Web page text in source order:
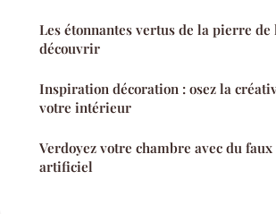
Les étonnantes vertus de la pierre de
découvrir
Inspiration décoration : osez la
votre intérieur
Verdoyez votre chambre avec du
artificiel